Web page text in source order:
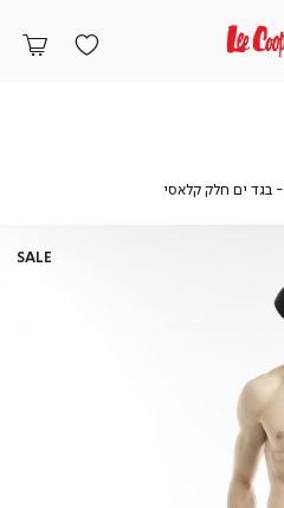
SALE
בגד ים חלק קלאסי
SALE